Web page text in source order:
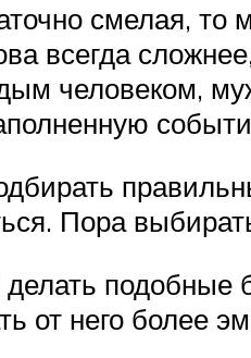
смелая, то
всегда
человеком,
Пора
от него более